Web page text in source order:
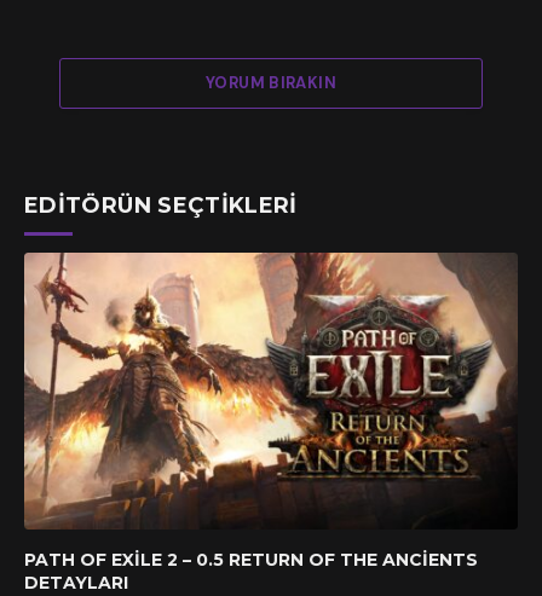
YORUM BIRAKIN
EDITÖRÜN SEÇTIKLERI
PATH OF EXILE 2 – 0.5 RETURN OF THE ANCIENTS
DETAYLARI